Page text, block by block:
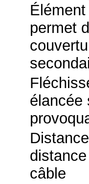
permet
élancée
câble